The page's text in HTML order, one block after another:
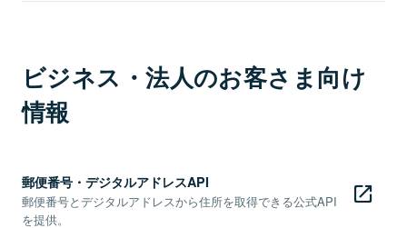
ビジネス・法人のお客さま向け
情報
郵便番号・デジタルアドレスAPI
郵便番号とデジタルアドレスから住所を取得できる公式API
を提供。